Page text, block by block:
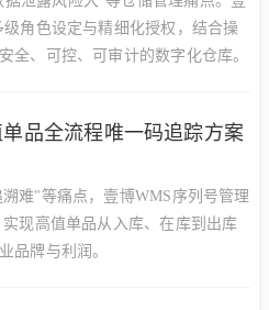
角色设定与精细化授权，结合操
全、可控、可审计的数字化仓库。
品全流程唯一码追踪方案
难"等痛点，壹博WMS序列号管理
现高值单品从入库、在库到出库
品牌与利润。